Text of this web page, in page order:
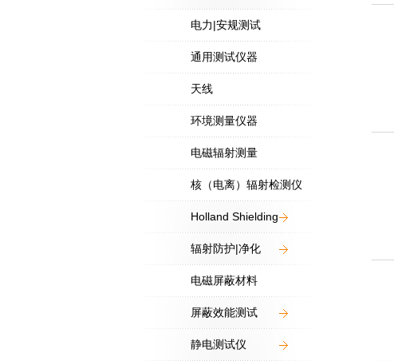
电力|安规测试
通用测试仪器
天线
环境测量仪器
电磁辐射测量
核（电离）辐射检测仪
Holland Shielding
辐射防护|净化
电磁屏蔽材料
屏蔽效能测试
静电测试仪